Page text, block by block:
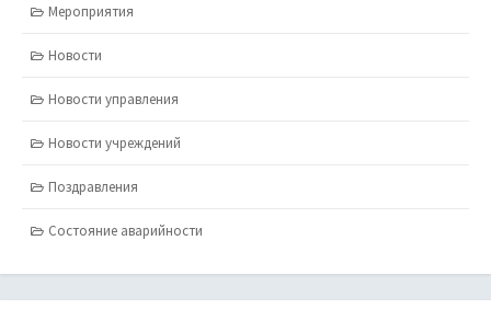
Мероприятия
Новости
Новости управления
Новости учреждений
Поздравления
Состояние аварийности